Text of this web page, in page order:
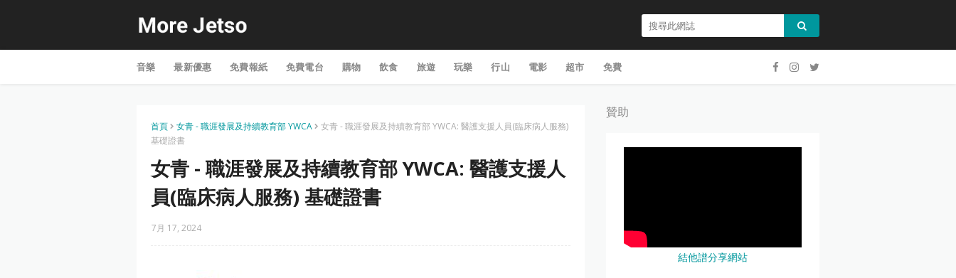
音樂 最新優惠 免費報紙 免費電台 購物 飲食 旅遊 玩樂 行山 電影 超市 免費
首頁 女青 - 職涯發展及持續教育部 YWCA
女青 - 職涯發展及持續教育部 YWCA: 醫護支援人員(臨床病人服務)
基礎證書
女青 - 職涯發展及持續教育部 YWCA: 醫護支援人
員(臨床病人服務) 基礎證書
7月 17, 2024
贊助
結他譜分享網站